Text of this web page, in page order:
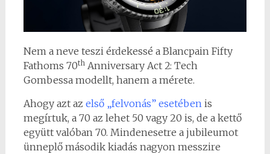
Nem a neve teszi érdekessé a Blancpain Fifty
Fathoms 70thAnniversary Act 2: Tech
Gombessa modellt, hanem a mérete.
Ahogy azt az első „felvonás” esetébenis
megírtuk, a 70 az lehet 50 vagy 20 is, de a kettő
együtt valóban 70. Mindenesetre a jubileumot
ünneplő második kiadás nagyon messzire